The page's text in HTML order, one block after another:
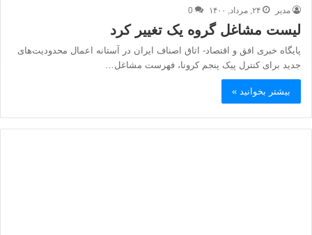
مدیر ۲۴, مرداد, ۱۴۰۰ 0
لیست مشاغل گروه یک تغییر کرد
پایگاه خبری افق و اقتصاد- اتاق اصناف ایران در آستانه اعمال محدودیت‌های
جدید برای کنترل پیک پنجم کرونا، فهرست مشاغل…
بیشتر بخوانید »